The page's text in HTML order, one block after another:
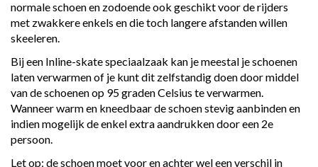
normale schoen en zodoende ook geschikt voor de rijders
met zwakkere enkels en die toch langere afstanden willen
skeeleren.
Bij een Inline-skate speciaalzaak kan je meestal je schoenen
laten verwarmen of je kunt dit zelfstandig doen door middel
van de schoenen op 95 graden Celsius te verwarmen.
Wanneer warm en kneedbaar de schoen stevig aanbinden en
indien mogelijk de enkel extra aandrukken door een 2e
persoon.
Let op: de schoen moet voor en achter wel een verschil in